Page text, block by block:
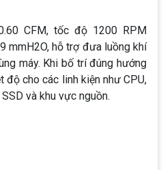
CFM, tốc độ 1200 RPM
mmH2O, hỗ trợ đưa luồng khí
máy. Khi bố trí đúng hướng
độ cho các linh kiện như CPU,
và khu vực nguồn.